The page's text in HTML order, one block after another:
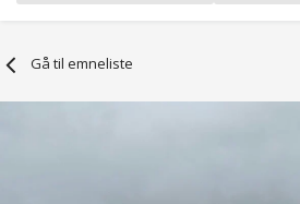
Gå til emneliste